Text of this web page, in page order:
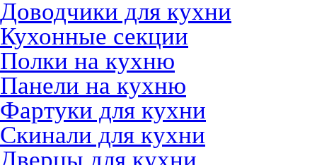
Доводчики для кухни
Кухонные секции
Полки на кухню
Панели на кухню
Фартуки для кухни
Скинали для кухни